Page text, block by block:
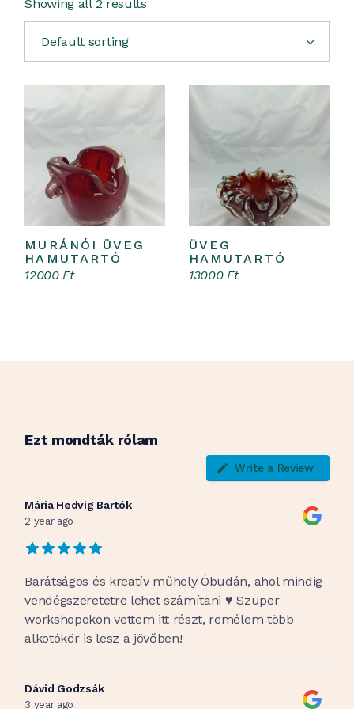
Showing all 2 results
Default sorting
Kosárba teszem
MURÁNÓI ÜVEG
HAMUTARTÓ
12000 Ft
Kosárba teszem
ÜVEG
HAMUTARTÓ
13000 Ft
Ezt mondták rólam
Write a Review
Mária Hedvig Bartók
2 year ago
Barátságos és kreatív műhely Óbudán, ahol mindig
vendégszeretetre lehet számítani ♥️ Szuper
workshopokon vettem itt részt, remélem több
alkotókör is lesz a jövőben!
Dávid Godzsák
3 year ago